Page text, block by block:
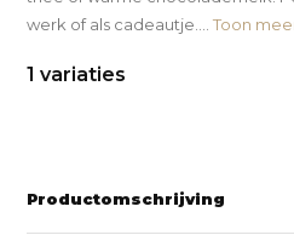
werk of als cadeautje....Toon
1 variaties
Productomschrijving